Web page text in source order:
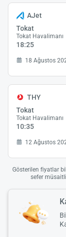
AJet
Tokat
Tokat Havalimanı
18:25
18 Ağustos
THY
Tokat
Tokat Havalimanı
10:35
12 Ağustos
Gösterilen fiyatlar
sefer